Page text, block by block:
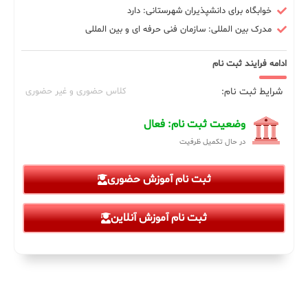
خوابگاه برای دانشپذیران شهرستانی: دارد
مدرک بین المللی: سازمان فنی حرفه ای و بین المللی
ادامه فرایند ثبت نام
شرایط ثبت نام: کلاس حضوری و غیر حضوری
وضعیت ثبت نام: فعال
در حال تکمیل ظرفیت
ثبت نام آموزش حضوری
ثبت نام آموزش آنلاین